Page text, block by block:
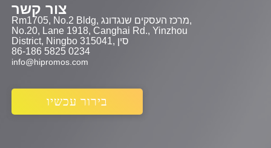
צור קשר
Rm1705, No.2 Bldg, מרכז העסקים שנגדונג,
No.20, Lane 1918, Canghai Rd., Yinzhou
District, Ningbo 315041, סין
86-186 5825 0234
info@hipromos.com
בירור עכשיו